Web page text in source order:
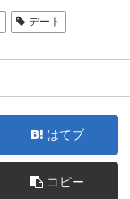
デート
はてブ
コピー